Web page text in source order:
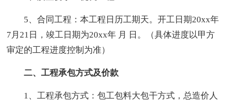
5、合同工程：本工程日历工期天。开工日期20xx年
7月21日，竣工日期为20xx年 月 日。（具体进度以甲方
审定的工程进度控制为准）
二、工程承包方式及价款
1、工程承包方式：包工包料大包干方式，总造价人